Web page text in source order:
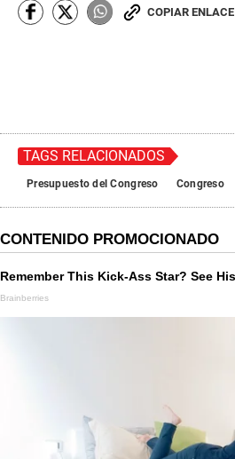
COPIAR ENLACE
TAGS RELACIONADOS
Presupuesto del Congreso Congreso